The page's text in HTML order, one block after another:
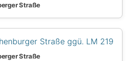
Straße
Straße ggü. LM 219
Straße